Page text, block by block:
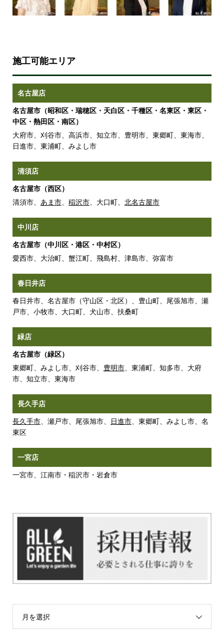
施工可能エリア
名古屋店
名古屋市（昭和区・瑞穂区・天白区・千種区・名東区・東区・
中区・熱田区・南区）
大府市、刈谷市、高浜市、知立市、豊明市、東郷町、東海市、
日進市、東浦町、みよし市
清須店
名古屋市（西区）
清須市、 あま市、 稲沢市、大口町、 北名古屋市
中川店
名古屋市（中川区・港区・中村区）
愛西市、大治町、蟹江町、飛島村、津島市、弥富市
春日井店
春日井市、名古屋市（守山区・北区）、豊山町、尾張旭市、瀬
戸市、小牧市、大口町、犬山市、扶桑町
緑店
名古屋市（緑区）
東郷町、みよし市、刈谷市、 豊明市、東浦町、知多市、大府
市、知立市、東海市
長久手店
長久手市、瀬戸市、尾張旭市、 日進市、東郷町、みよし市、名
東区
一宮店
一宮市、江南市・稲沢市・岩倉市
月を選択